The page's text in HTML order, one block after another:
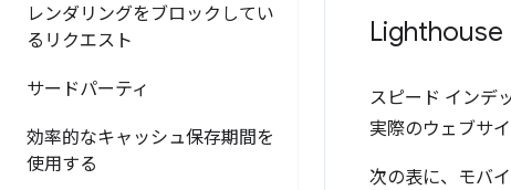
レンダリングをブロックしてい
るリクエスト
サードパーティ
効率的なキャッシュ保存期間を
使用する
Lighthouse
スピード インデ
実際のウェブサ
次の表に、モバ